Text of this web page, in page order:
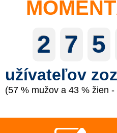
2 7 5
užívateľov
(57 % mužov a 43 % žien